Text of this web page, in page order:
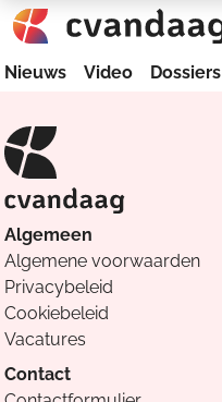
Nieuws Video Dossiers
Algemeen
Algemene voorwaarden
Privacybeleid
Cookiebeleid
Vacatures
Contact